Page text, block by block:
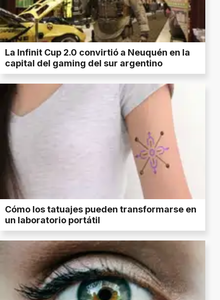
La Infinit Cup 2.0 convirtió a Neuquén en la
capital del gaming del sur argentino
Cómo los tatuajes pueden transformarse en
un laboratorio portátil